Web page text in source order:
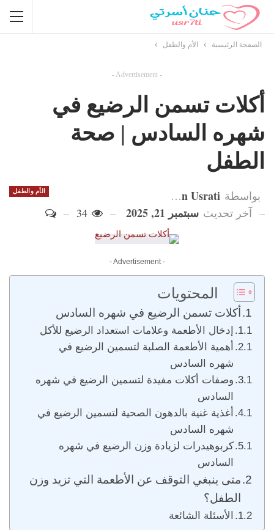
الصفحة الرئيسية الأم والطفل
- Advertisement -
أكلات تسمن الرضيع في
شهره السادس | صحة
الطفل
الأم والطفل بواسطة Hanan Usrati
آخر تحديث سبتمبر 21, 2025
- Advertisement -
المحتويات
أكلات تسمن الرضيع في شهره السادس
إدخال الأطعمة وعلامات استعداد الرضيع للأكل
أهمية الأطعمة الصلبة لتسمين الرضيع في
شهره السادس
وصفات أكلات مفيدة لتسمين الرضيع في شهره
السادس
أغذية غنية بالدهون الصحية لتسمين الرضيع في
شهره السادس
كربوهيدرات لزيادة وزن الرضيع في شهره
السادس
متى ينبغي التوقف عن الأطعمة التي تزيد وزن
الطفل؟
الأسئلة الشائعة